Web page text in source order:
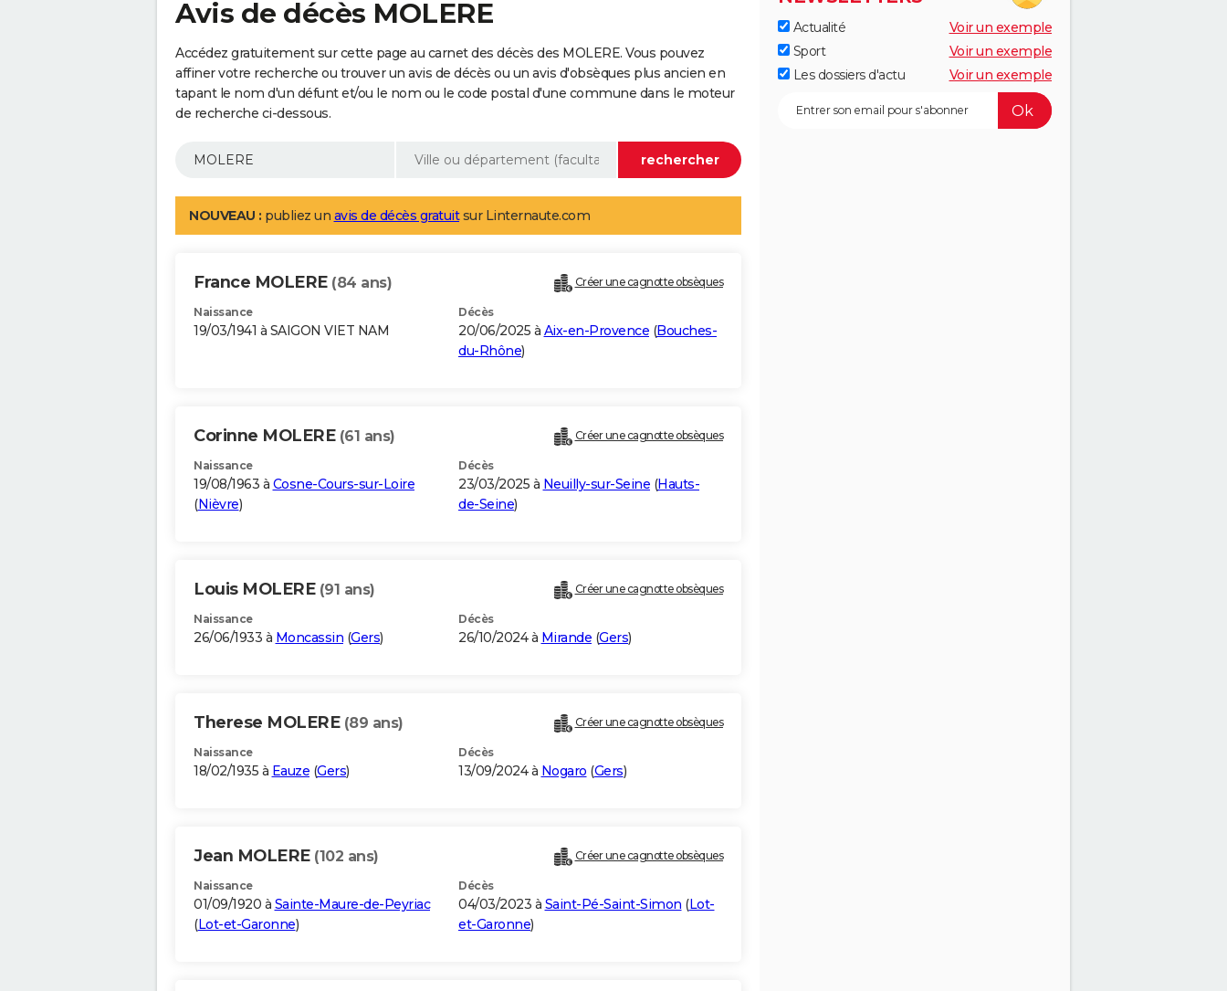
Avis de décès MOLERE
Accédez gratuitement sur cette page au carnet des décès des MOLERE. Vous pouvez
affiner votre recherche ou trouver un avis de décès ou un avis d'obsèques plus ancien en
tapant le nom d'un défunt et/ou le nom ou le code postal d'une commune dans le moteur
de recherche ci-dessous.
NOUVEAU : publiez un avis de décès gratuitsur Linternaute.com
France MOLERE (84 ans) Créer une cagnotte obsèques
Naissance
19/03/1941 à SAIGON VIET NAM
Décès
20/06/2025 à Aix-en-Provence (Bouches-
du-Rhône)
Corinne MOLERE (61 ans) Créer une cagnotte obsèques
Naissance
19/08/1963 à Cosne-Cours-sur-Loire
(Nièvre)
Décès
23/03/2025 à Neuilly-sur-Seine (Hauts-
de-Seine)
Louis MOLERE (91 ans) Créer une cagnotte obsèques
Naissance
26/06/1933 à Moncassin (Gers)
Décès
26/10/2024 à Mirande (Gers)
Therese MOLERE (89 ans) Créer une cagnotte obsèques
Naissance
18/02/1935 à Eauze (Gers)
Décès
13/09/2024 à Nogaro (Gers)
Jean MOLERE (102 ans) Créer une cagnotte obsèques
Naissance
01/09/1920 à Sainte-Maure-de-Peyriac
(Lot-et-Garonne)
Décès
04/03/2023 à Saint-Pé-Saint-Simon (Lot-
et-Garonne)
Actualité
Voir un exemple
Sport
Voir un exemple
Les dossiers d'actu
Voir un exemple